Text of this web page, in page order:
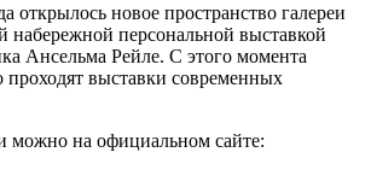
открылось новое пространство галереи
набережной персональной выставкой
Ансельма Рейле. С этого момента
проходят выставки современных
можно на официальном сайте: